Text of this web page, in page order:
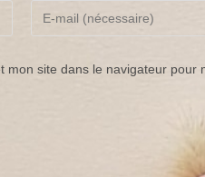
Enter
email
mon site dans le navigateur pour